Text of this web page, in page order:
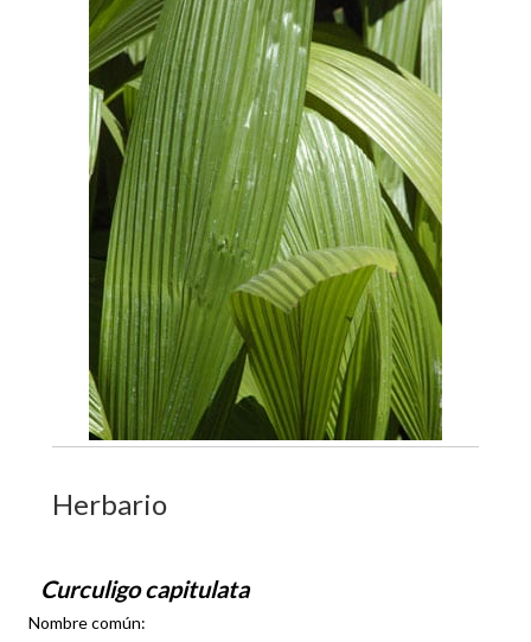
Herbario
Curculigo capitulata
Nombre común: